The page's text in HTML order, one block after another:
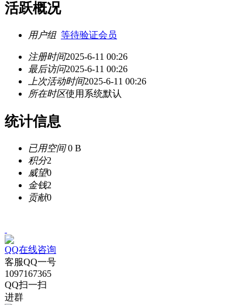
活跃概况
用户组 等待验证会员
注册时间2025-6-11 00:26
最后访问2025-6-11 00:26
上次活动时间2025-6-11 00:26
所在时区使用系统默认
统计信息
已用空间0 B
积分2
威望0
金钱2
贡献0
QQ在线咨询
客服QQ一号
1097167365
QQ扫一扫
进群